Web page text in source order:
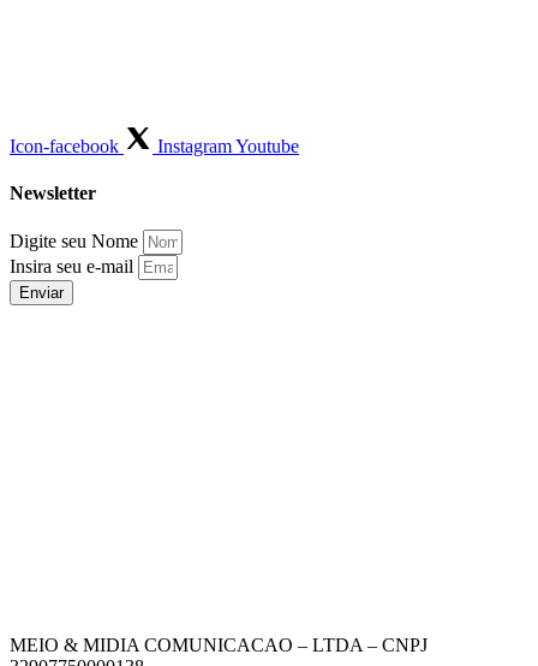
Icon-facebook InstagramYoutube
Newsletter
Digite seu Nome
Insira seu e-mail
Enviar
MEIO & MIDIA COMUNICACAO – LTDA – CNPJ